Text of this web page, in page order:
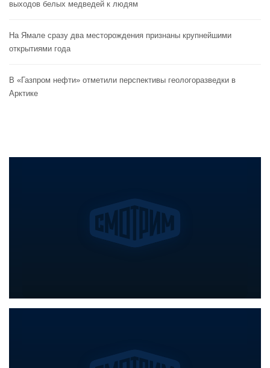
выходов белых медведей к людям
На Ямале сразу два месторождения признаны крупнейшими
открытиями года
В «Газпром нефти» отметили перспективы геологоразведки в
Арктике